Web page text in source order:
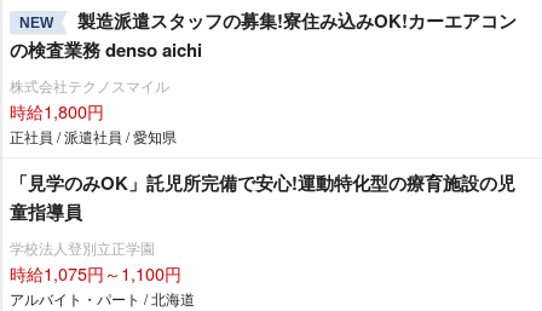
NEW
製造派遣スタッフの募集!寮住み込みOK!カーエアコン
の検査業務 denso aichi
株式会社テクノスマイル
時給1,800円
正社員 / 派遣社員 / 愛知県
「見学のみOK」託児所完備で安心!運動特化型の療育施設の児
童指導員
学校法人登別立正学園
時給1,075円～1,100円
アルバイト・パート / 北海道